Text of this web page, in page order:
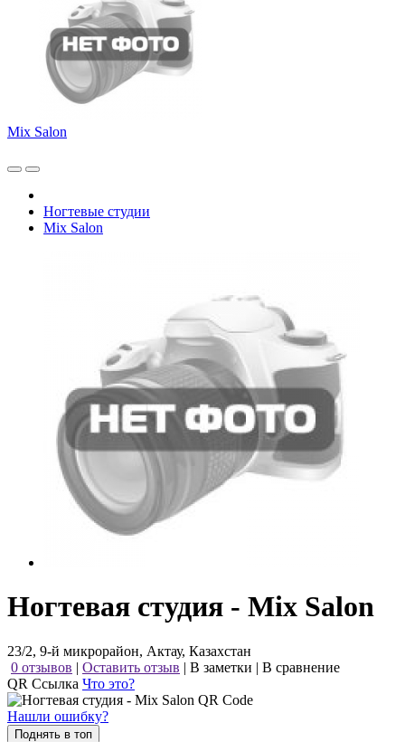
Mix Salon
Ногтевые студии
Mix Salon
Ногтевая студия - Mix Salon
23/2, 9-й микрорайон, Актау, Казахстан
0 отзывов | Оставить отзыв | В заметки | В сравнение
QR Ссылка Что это?
Нашли ошибку?
Поднять в топ